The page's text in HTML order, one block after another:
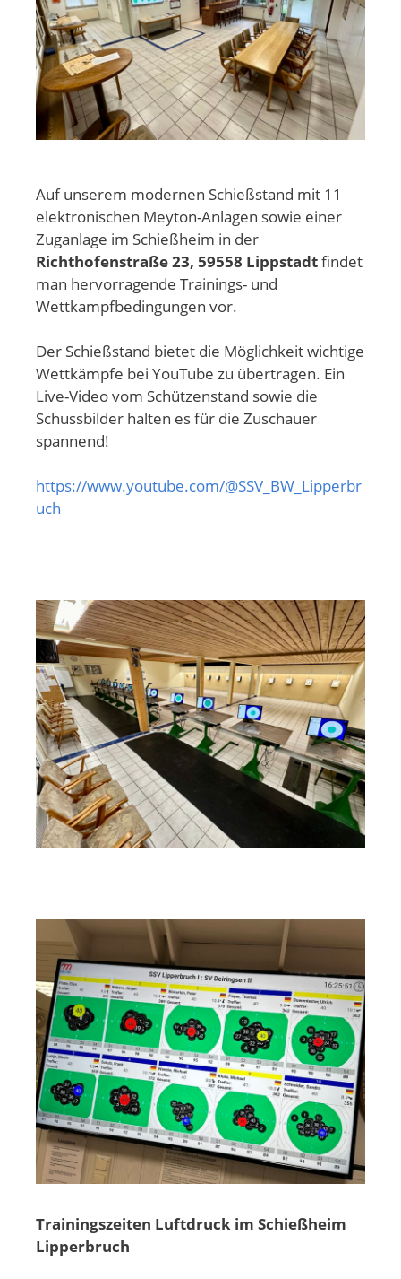
Auf unserem modernen Schießstand mit 11
elektronischen Meyton-Anlagen sowie einer
Zuganlage im Schießheim in der
Richthofenstraße 23, 59558 Lippstadtfindet
man hervorragende Trainings- und
Wettkampfbedingungen vor.
Der Schießstand bietet die Möglichkeit wichtige
Wettkämpfe bei YouTube zu übertragen. Ein
Live-Video vom Schützenstand sowie die
Schussbilder halten es für die Zuschauer
spannend!
https://www.youtube.com/@SSV_BW_Lipperbr
uch
Trainingszeiten Luftdruck im Schießheim
Lipperbruch